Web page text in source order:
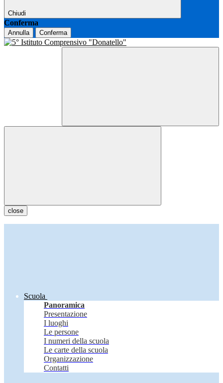
Chiudi
Conferma
Annulla Conferma
close
Scuola
Panoramica
Presentazione
I luoghi
Le persone
I numeri della scuola
Le carte della scuola
Organizzazione
Contatti